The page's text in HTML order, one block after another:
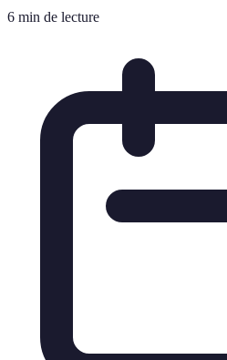
6 min de lecture